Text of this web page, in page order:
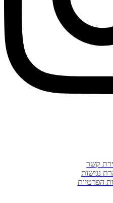
קשר
נגישות
הפרטיות